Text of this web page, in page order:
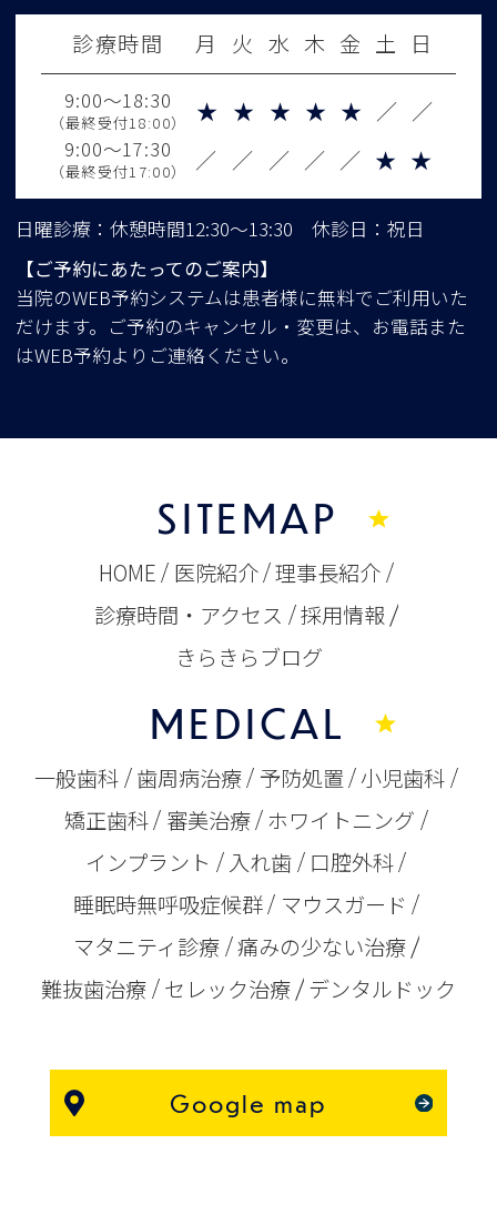
診療時間 月 火 水 木 金 土 日
9:00～18:30
（最終受付18:00） ★ ★ ★ ★ ★ ／ ／
9:00～17:30
（最終受付17:00） ／ ／ ／ ／ ／ ★ ★
日曜診療：休憩時間12:30～13:30 休診日：祝日
【ご予約にあたってのご案内】
当院のWEB予約システムは患者様に無料でご利用いた
だけます。ご予約のキャンセル・変更は、お電話また
はWEB予約よりご連絡ください。
SITEMAP
HOME 医院紹介 理事長紹介
診療時間・アクセス
採用情報
きらきらブログ
MEDICAL
一般歯科 歯周病治療 予防処置 小児歯科
矯正歯科
審美治療
ホワイトニング
インプラント
入れ歯
口腔外科
睡眠時無呼吸症候群
マウスガード
マタニティ診療 痛みの少ない治療
難抜歯治療
セレック治療 デンタルドック
Google map